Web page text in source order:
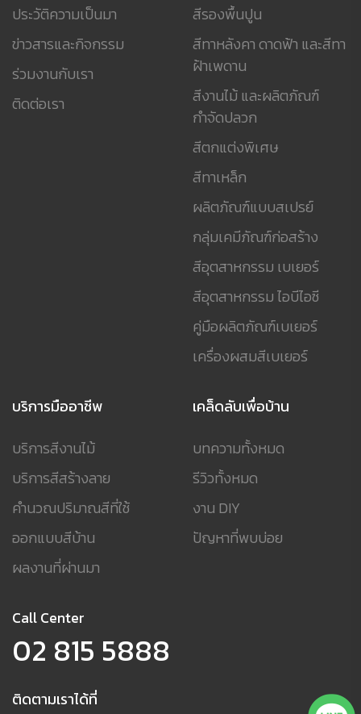
ประวัติความเป็นมา
ข่าวสารและกิจกรรม
ร่วมงานกับเรา
ติดต่อเรา
สีรองพื้นปูน
สีทาหลังคา ดาดฟ้า และสีทา
ฝ้าเพดาน
สีงานไม้ และผลิตภัณฑ์
กำจัดปลวก
สีตกแต่งพิเศษ
สีทาเหล็ก
ผลิตภัณฑ์แบบสเปรย์
กลุ่มเคมีภัณฑ์ก่อสร้าง
สีอุตสาหกรรม เบเยอร์
สีอุตสาหกรรม ไอบีไอซี
คู่มือผลิตภัณฑ์เบเยอร์
เครื่องผสมสีเบเยอร์
บริการมืออาชีพ
บริการสีงานไม้
บริการสีสร้างลาย
คำนวณปริมาณสีที่ใช้
ออกแบบสีบ้าน
ผลงานที่ผ่านมา
เคล็ดลับเพื่อบ้าน
บทความทั้งหมด
รีวิวทั้งหมด
งาน DIY
ปัญหาที่พบบ่อย
Call Center
02 815 5888
ติดตามเราได้ที่